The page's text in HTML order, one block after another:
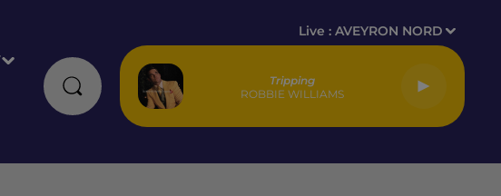
Live :AVEYRON NORD
Tripping
ROBBIE WILLIAMS